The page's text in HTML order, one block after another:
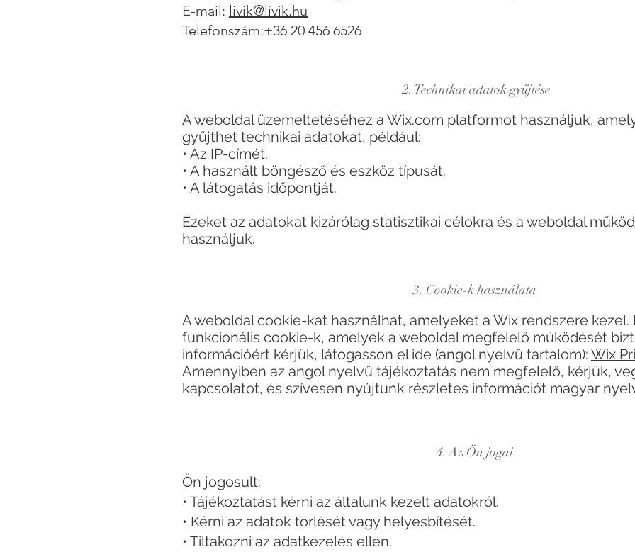
E-mail: livik@livik.hu
Telefonszám:+36 20 456 6526
2. Technikai adatok gyűjtése
A weboldal üzemeltetéséhez a Wix.com platformot használjuk,
gyűjthet technikai adatokat, például:
• Az IP-címét.
• A használt böngésző és eszköz típusát.
• A látogatás időpontját.
Ezeket az adatokat kizárólag statisztikai célokra és a weboldal
használjuk.
3. Cookie-k használata
A weboldal cookie-kat használhat, amelyeket a Wix rendszere kezel.
funkcionális cookie-k, amelyek a weboldal megfelelő működését
információért kérjük, látogasson el ide (angol nyelvű tartalom): Wix
Amennyiben az angol nyelvű tájékoztatás nem megfelelő, kérjük,
kapcsolatot, és szívesen nyújtunk részletes információt magyar
4. Az Ön jogai
Ön jogosult:
• Tájékoztatást kérni az általunk kezelt adatokról.
• Kérni az adatok törlését vagy helyesbítését.
• Tiltakozni az adatkezelés ellen.